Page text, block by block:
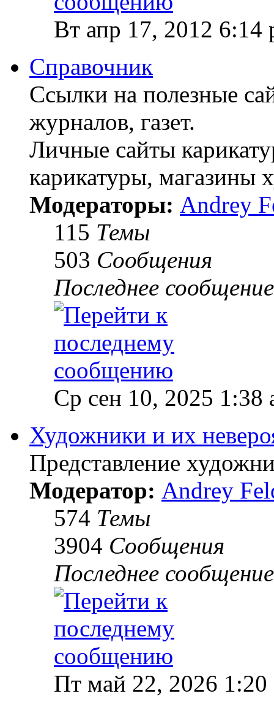
Вт апр 17, 2012 6:14
Справочник
Ссылки на полезные
журналов, газет.
Личные сайты
карикатуры, магазины
Модераторы: Andrey
115 Темы
503 Сообщения
Последнее сообщение
Ср сен 10, 2025 1:38
Художники и их
Представление
Модератор: Andrey
574 Темы
3904 Сообщения
Последнее сообщение
Пт май 22, 2026 1:20